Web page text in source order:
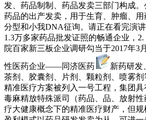
发、药品制制、药品发卖三部门构成
药品的出产发卖，用于生育、肿瘤、
分型和小我DNA征询。请正在看完演
1.3万多家药品批发证照的畅通企业，
院百家新三板企业调研勾当于2017年3
性医药企业——同济医药
新药研发
茶剂、胶囊剂、片剂、颗粒剂、喷雾
精准医疗方案被列入一号工程，集团
毒麻精放特殊派司（药品、品、放射
疗大健康概念下的精准医疗财产，但